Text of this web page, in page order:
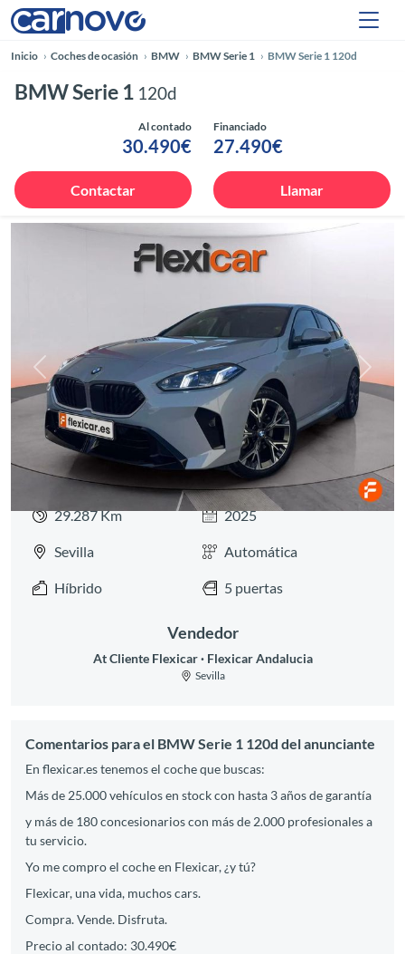
Inicio Coches de ocasión BMW BMW Serie 1 BMW Serie 1 120d
BMW Serie 1 120d
Al contado
30.490€
Financiado
27.490€
Contactar Llamar
Anterior
29.287 Km 2025
Sevilla Automática
Híbrido 5 puertas
Vendedor
At Cliente Flexicar Flexicar Andalucia
Sevilla
Comentarios para el BMW Serie 1 120d del anunciante
En flexicar.es tenemos el coche que buscas:
Más de 25.000 vehículos en stock con hasta 3 años de garantía
y más de 180 concesionarios con más de 2.000 profesionales a
tu servicio.
Yo me compro el coche en Flexicar, ¿y tú?
Flexicar, una vida, muchos cars.
Compra. Vende. Disfruta.
Precio al contado: 30.490€